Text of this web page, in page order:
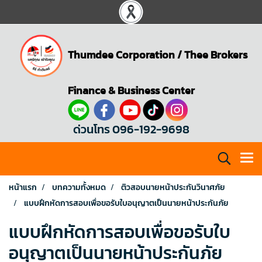
Thumdee Corporation/Thee Brokers
Finance & Business Center
ด่วนโทร 096-192-9698
หน้าแรก บทความทั้งหมด
ติวสอบนายหน้าประกันวินาศภัย
แบบฝึกหัดการสอบเพื่อขอรับใบอนุญาตเป็นนายหน้าประกันภัย
แบบฝึกหัดการสอบเพื่อขอรับใบ
อนุญาตเป็นนายหน้าประกันภัย